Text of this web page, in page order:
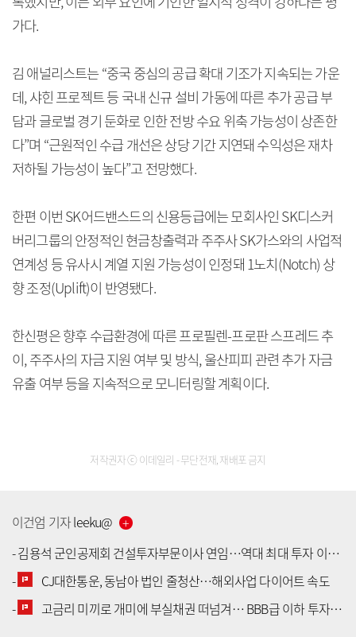
가다.
김 애널리스트는 “중국 중심의 공급 확대 기조가 지속되는 가운
데, 샤힌 프로젝트 등 국내 신규 설비 가동에 따른 추가 공급 부
담과 글로벌 경기 둔화로 인한 전방 수요 위축 가능성이 상존한
다”며 “근원적인 수급 개선은 상당 기간 지연돼 수익성은 재차
저하될 가능성이 높다”고 전망했다.
한편 이번 SK어드밴스드의 신용등급에는 모회사인 SK디스커
버리그룹의 안정적인 현금창출력과 주주사 SK가스와의 사업적
연계성 등 유사시 계열 지원 가능성이 인정돼 1노치(Notch) 상
향 조정(Uplift)이 반영됐다.
한신평은 향후 수급환경에 따른 프로필렌-프로판 스프레드 추
이, 주주사의 자금 지원 여부 및 방식, 울산피피 관련 추가 자금
유출 여부 등을 지속적으로 모니터링할 계획이다.
저작권자 ⓒ 이데일리 - 무단전재, 재배포 금지
이건엄 기자leeku@
-김용석 군인공제회 건설투자부문이사 연임…역대 최대 투자 이익 달성
-
CJ대한통운, 동남아 법인 줄청산…해외사업 다이어트 속도
-
고금리 미끼로 개미에 부실채권 떠넘겨… BBB급 이하 투자 허들 높여야
[공지] 유료서비스 가입 안내